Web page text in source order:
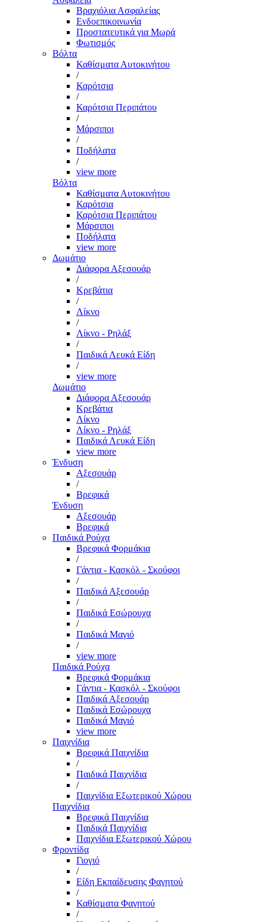
Βραχιόλια Ασφαλείας
Ενδοεπικοινωνία
Προστατευτικά για Μωρά
Φωτισμός
Βόλτα
Καθίσματα Αυτοκινήτου
/
Καρότσια
/
Καρότσια Περιπάτου
/
Μάρσιποι
/
Ποδήλατα
/
view more
Βόλτα
Καθίσματα Αυτοκινήτου
Καρότσια
Καρότσια Περιπάτου
Μάρσιποι
Ποδήλατα
view more
Δωμάτιο
Διάφορα Αξεσουάρ
/
Κρεβάτια
/
Λίκνο
/
Λίκνο - Ρηλάξ
/
Παιδικά Λευκά Είδη
/
view more
Δωμάτιο
Διάφορα Αξεσουάρ
Κρεβάτια
Λίκνο
Λίκνο - Ρηλάξ
Παιδικά Λευκά Είδη
view more
Ένδυση
Αξεσουάρ
/
Βρεφικά
Ένδυση
Αξεσουάρ
Βρεφικά
Παιδικά Ρούχα
Βρεφικά Φορμάκια
/
Γάντια - Κασκόλ - Σκούφοι
/
Παιδικά Αξεσουάρ
/
Παιδικά Εσώρουχα
/
Παιδικά Μαγιό
/
view more
Παιδικά Ρούχα
Βρεφικά Φορμάκια
Γάντια - Κασκόλ - Σκούφοι
Παιδικά Αξεσουάρ
Παιδικά Εσώρουχα
Παιδικά Μαγιό
view more
Παιχνίδια
Βρεφικά Παιχνίδια
/
Παιδικά Παιχνίδια
/
Παιχνίδια Εξωτερικού Χώρου
Παιχνίδια
Βρεφικά Παιχνίδια
Παιδικά Παιχνίδια
Παιχνίδια Εξωτερικού Χώρου
Φροντίδα
Γιογιό
/
Είδη Εκπαίδευσης Φαγητού
/
Καθίσματα Φαγητού
/